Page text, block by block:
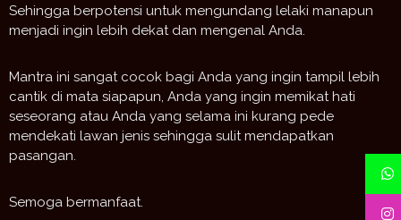
Sehingga berpotensi untuk mengundang lelaki manapun
menjadi ingin lebih dekat dan mengenal Anda.
Mantra ini sangat cocok bagi Anda yang ingin tampil lebih
cantik di mata siapapun, Anda yang ingin memikat hati
seseorang atau Anda yang selama ini kurang pede
mendekati lawan jenis sehingga sulit mendapatkan
pasangan.
Semoga bermanfaat.